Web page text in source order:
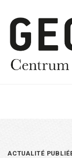
naar
hoofdnavigatie
naar
hoofd
inhoud
naar
eerste
sidebar
ACTUALITÉ